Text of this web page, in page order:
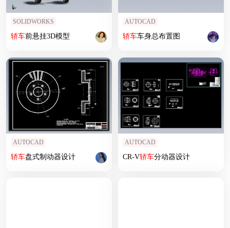
SOLIDWORKS
轿车前悬挂3D模型
AUTOCAD
轿车车身总布置图
AUTOCAD
轿车盘式制动器设计
AUTOCAD
CR-V轿车分动器设计